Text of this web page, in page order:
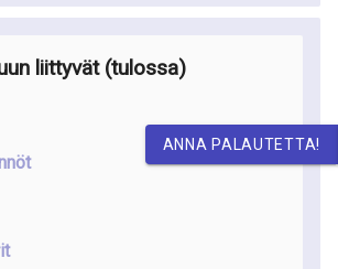
liittyvät(tulossa)
ANNA PALAUTETTA!